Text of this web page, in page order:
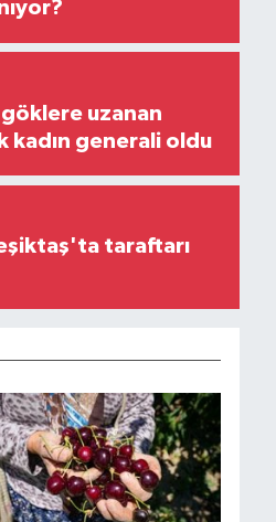
uzanan
kadın generali oldu
taraftarı